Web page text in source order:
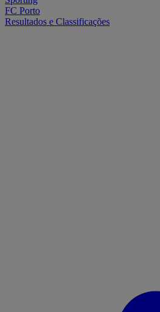
FC Porto
Resultados e Classificações